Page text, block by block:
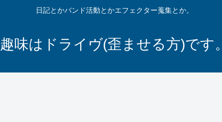
日記とかバンド活動とかエフェクター蒐集とか。
趣味はドライヴ(歪ませる方)です。